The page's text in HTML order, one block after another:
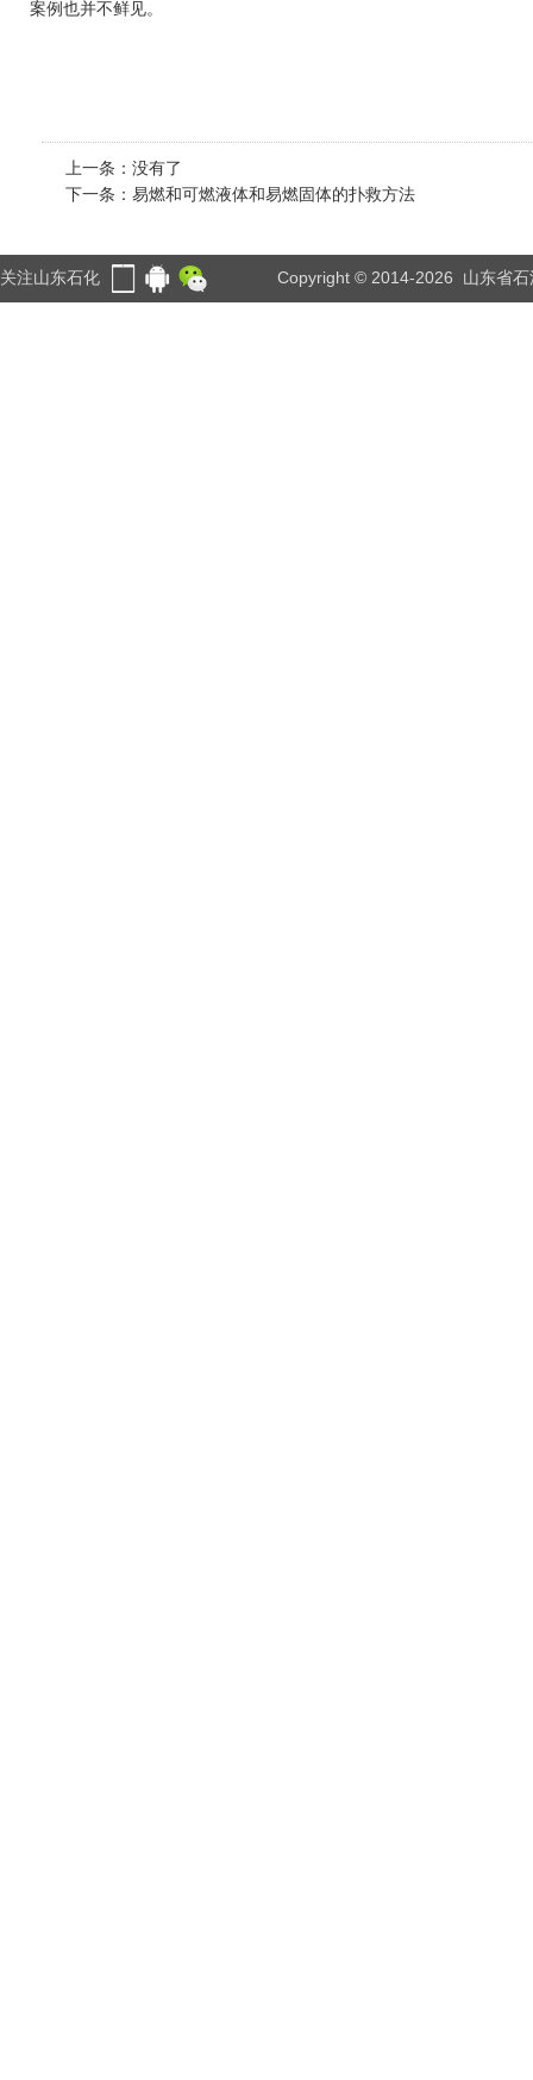
案例也并不鲜见。
上一条：没有了
下一条： 易燃和可燃液体和易燃固体的扑救方法
关注山东石化 Copyright © 2014-2026 山东省